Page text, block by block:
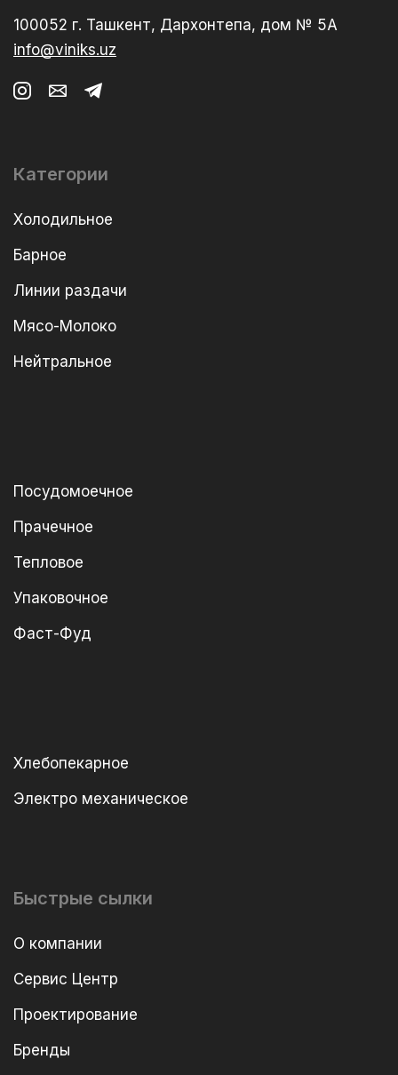
100052 г. Ташкент, Дархонтепа, дом № 5А
info@viniks.uz
Категории
Холодильное
Барное
Линии раздачи
Мясо-Молоко
Нейтральное
Посудомоечное
Прачечное
Тепловое
Упаковочное
Фаст-Фуд
Хлебопекарное
Электро механическое
Быстрые сылки
О компании
Сервис Центр
Проектирование
Бренды